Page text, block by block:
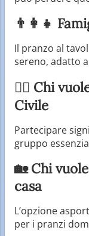
👨‍👩‍👧
Il pranzo al
sereno, adatto
🚶‍♂️ Chi
Civile
Partecipare
gruppo
🏡 Chi
casa
L’opzione
per i pranzi